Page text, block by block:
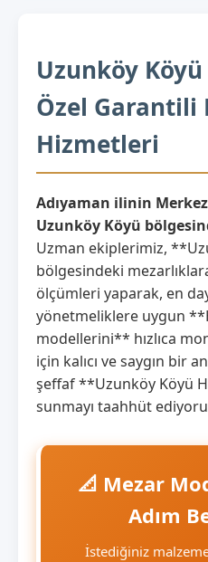
Uzunköy
Özel Garantili
Hizmetleri
Adıyaman ilinin
Uzunköy Köyü
Uzman ekiplerimiz,
bölgesindeki
ölçümleri yaparak, en
yönetmeliklere uygun
modellerini** hızlıca
için kalıcı ve saygın bir
şeffaf **Uzunköy Köyü
sunmayı taahhüt
📐 Mezar
Adım
İstediğiniz